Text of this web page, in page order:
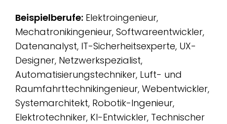
Beispielberufe:Elektroingenieur,
Mechatronikingenieur, Softwareentwickler,
Datenanalyst, IT-Sicherheitsexperte, UX-
Designer, Netzwerkspezialist,
Automatisierungstechniker, Luft- und
Raumfahrttechnikingenieur, Webentwickler,
Systemarchitekt, Robotik-Ingenieur,
Elektrotechniker, KI-Entwickler, Technischer